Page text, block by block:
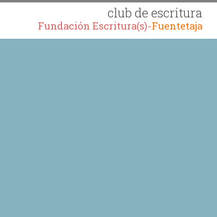
club de escritura
Fundación Escritura(s)-Fuentetaja